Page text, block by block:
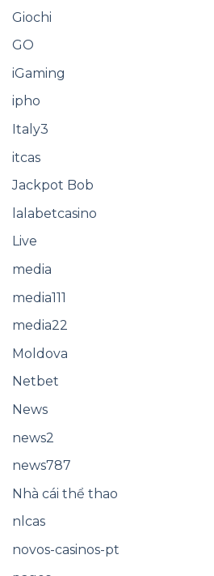
Giochi
GO
iGaming
ipho
Italy3
itcas
Jackpot Bob
lalabetcasino
Live
media
media111
media22
Moldova
Netbet
News
news2
news787
Nhà cái thể thao
nlcas
novos-casinos-pt